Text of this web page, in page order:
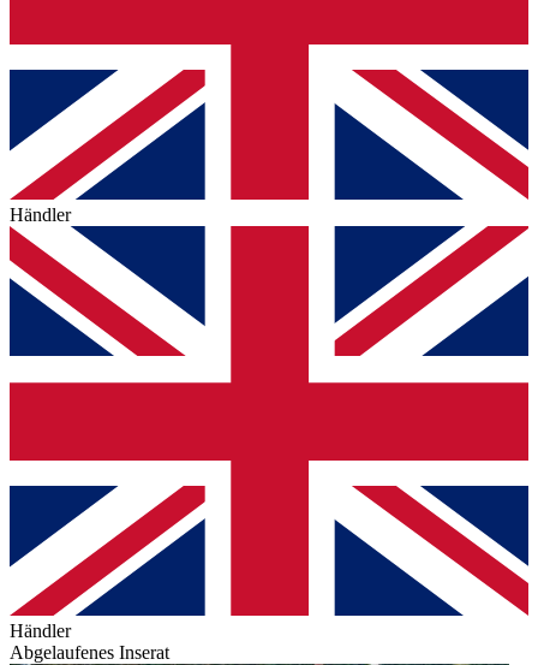
Händler
Händler
Abgelaufenes Inserat